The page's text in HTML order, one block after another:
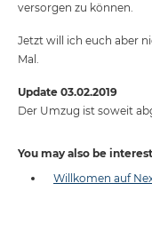
versorgen zu können.
Jetzt will ich euch aber
Mal.
Update 03.02.2019
Der Umzug ist soweit
You may also be
Willkomen auf